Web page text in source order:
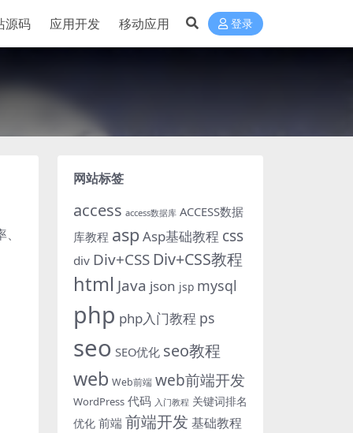
源码 应用开发 移动应用 登录
网站标签
access access数据库 ACCESS数据
库教程 asp Asp基础教程 css
div Div+CSS Div+CSS教程
html Java json jsp mysql
php php入门教程 ps
seo SEO优化 seo教程
web Web前端 web前端开发
WordPress 代码 入门教程 关键词排名
优化 前端 前端开发 基础教程